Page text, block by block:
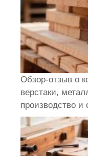
Обзор-отзыв о
верстаки,
производство и